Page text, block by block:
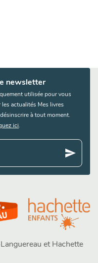
newsletter
utilisée pour vous
actualités Mes livres
à tout moment.
ici.
send
et Hachette